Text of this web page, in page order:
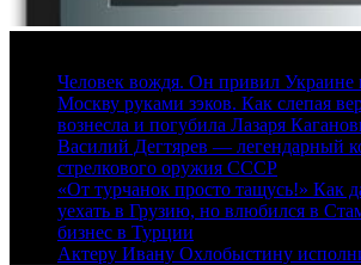
Человек вождя. Он привил Украине
Москву руками зэков. Как слепая
вознесла и погубила Лазаря
Василий Дегтярев — легендарный
стрелкового оружия СССР
«От турчанок просто тащусь!» Как
уехать в Грузию, но влюбился в
бизнес в Турции
Актеру Ивану Охлобыстину